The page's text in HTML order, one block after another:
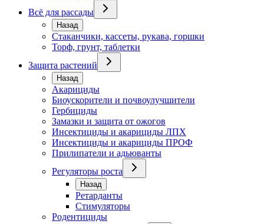
Всё для рассады
Назад
Стаканчики, кассеты, рукава, горшки
Торф, грунт, таблетки
Защита растений
Назад
Акарициды
Биоускорители и почвоулучшители
Гербициды
Замазки и защита от ожогов
Инсектициды и акарициды ЛПХ
Инсектициды и акарициды ПРОФ
Прилипатели и адьюванты
Регуляторы роста
Назад
Ретарданты
Стимуляторы
Родентициды